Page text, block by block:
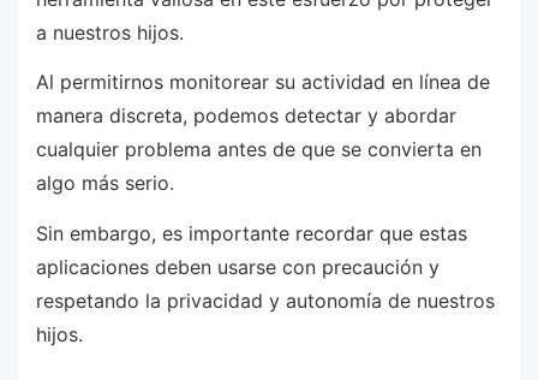
a nuestros hijos.
Al permitirnos monitorear su actividad en línea de
manera discreta, podemos detectar y abordar
cualquier problema antes de que se convierta en
algo más serio.
Sin embargo, es importante recordar que estas
aplicaciones deben usarse con precaución y
respetando la privacidad y autonomía de nuestros
hijos.